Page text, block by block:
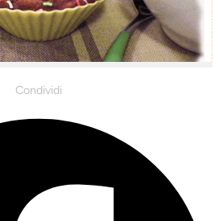
Condividi